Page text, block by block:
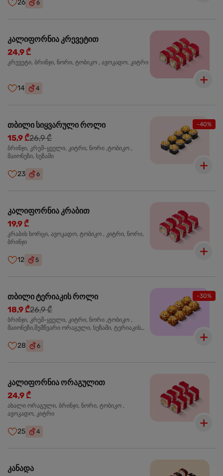
26 6
კალიფორნია კრევეტით
24,9 ₾
კრევეტი, ბრინჯი, ნორი, ტობიკო , ავოკადო, კიტრი
14 4
-40%
თბილი სიყვარული როლი
15,9 ₾26,9 ₾
ბრინჯი, კრემ-ყველი, კიტრი, ნორი ,ტობიკო ,
მაიონეზი, სეზამი
23 6
კალიფორნია კრაბით
19,9 ₾
კრაბის ხორცი, ავოკადო, ტობიკო , კიტრი, ნორი,
ბრინჯი
12 5
-30%
თბილი ტერიაკის როლი
18,9 ₾26,9 ₾
ბრინჯი, კრემ-ყველი, კიტრი, ნორი ,ტობიკო ,
მაიონეზი,შემწვარი ორაგული, სეზამი, ტერიაკის
28 6
კალიფორნია ორაგულით
24,9 ₾
ახალი ორაგული, ბრინჯი, ნორი, ტობიკო ,
ავოკადო, კიტრი
25 4
კანადა